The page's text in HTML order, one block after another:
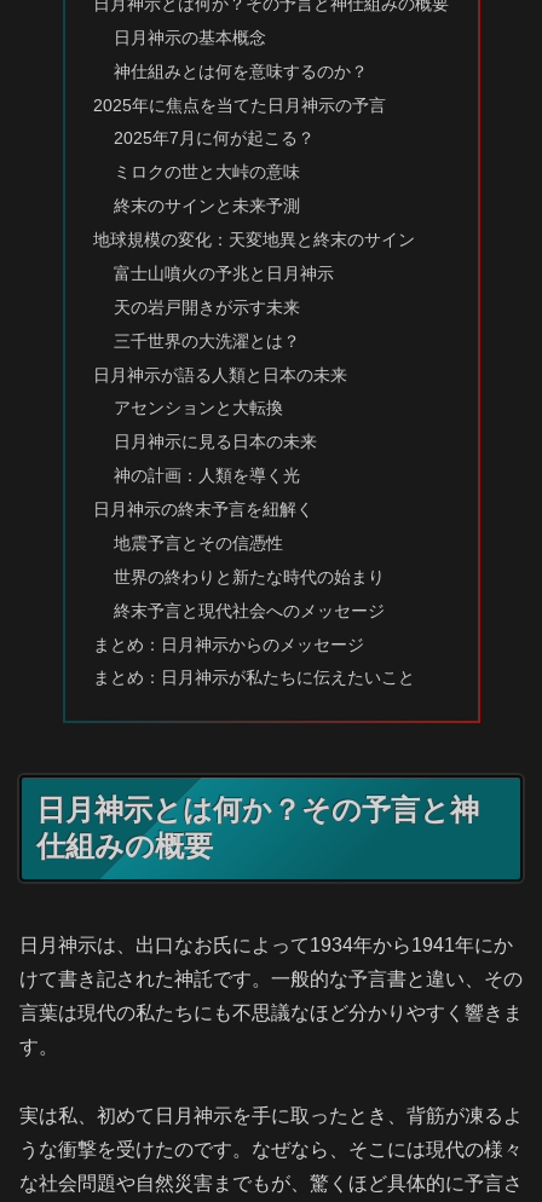
日月神示の基本概念
神仕組みとは何を意味するのか？
2025年に焦点を当てた日月神示の予言
2025年7月に何が起こる？
ミロクの世と大峠の意味
終末のサインと未来予測
地球規模の変化：天変地異と終末のサイン
富士山噴火の予兆と日月神示
天の岩戸開きが示す未来
三千世界の大洗濯とは？
日月神示が語る人類と日本の未来
アセンションと大転換
日月神示に見る日本の未来
神の計画：人類を導く光
日月神示の終末予言を紐解く
地震予言とその信憑性
世界の終わりと新たな時代の始まり
終末予言と現代社会へのメッセージ
まとめ：日月神示からのメッセージ
まとめ：日月神示が私たちに伝えたいこと
日月神示とは何か？その予言と神
仕組みの概要
日月神示は、出口なお氏によって1934年から1941年にか
けて書き記された神託です。一般的な予言書と違い、その
言葉は現代の私たちにも不思議なほど分かりやすく響きま
す。
実は私、初めて日月神示を手に取ったとき、背筋が凍るよ
うな衝撃を受けたのです。なぜなら、そこには現代の様々
な社会問題や自然災害までもが、驚くほど具体的に予言さ